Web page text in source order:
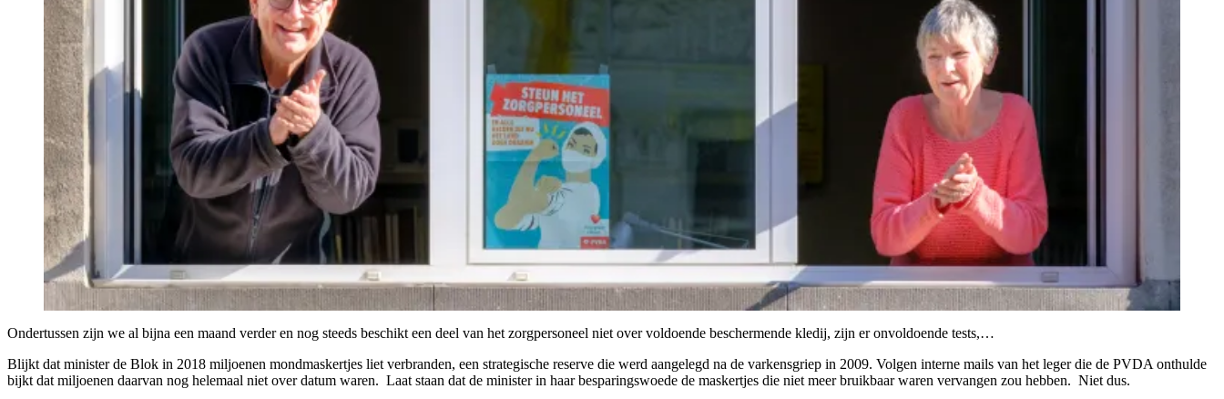
Ondertussen zijn we al bijna een maand verder en nog steeds beschikt een deel van het zorgpersoneel niet over voldoende beschermende kledij, zijn er onvoldoende tests,…
Blijkt dat minister de Blok in 2018 miljoenen mondmaskertjes liet verbranden, een strategische reserve die werd aangelegd na de varkensgriep in 2009. Volgen interne mails van het leger die de PVDA onthulde
bijkt dat miljoenen daarvan nog helemaal niet over datum waren. Laat staan dat de minister in haar besparingswoede de maskertjes die niet meer bruikbaar waren vervangen zou hebben. Niet dus.